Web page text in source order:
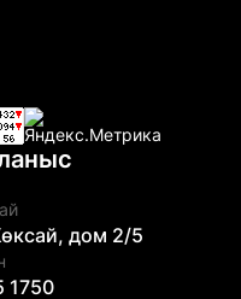
дом 2/5
1750